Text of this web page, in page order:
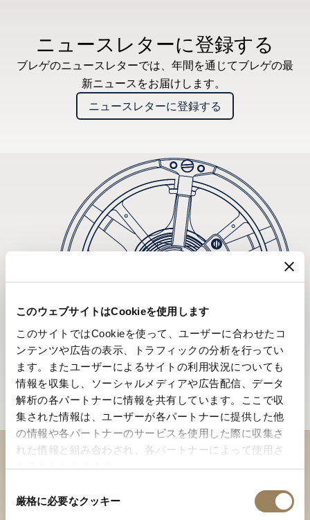
このウェブサイトはCookieを使用します
このサイトではCookieを使って、ユーザーに合わせたコ
ンテンツや広告の表示、トラフィックの分析を行ってい
ます。またユーザーによるサイトの利用状況についても
情報を収集し、ソーシャルメディアや広告配信、データ
解析の各パートナーに情報を共有しています。ここで収
集された情報は、ユーザーが各パートナーに提供した他
の情報や各パートナーのサービスを使用した際に収集さ
れた情報と組み合わされ、各パートナーによって使用さ
れることがあります。
厳格に必要なクッキー
ニュースレターに登録する
ブレゲのニュースレターでは、年間を通じてブレゲの最
新ニュースをお届けします。
ニュースレターに登録する
ブティックでコレクションを
ご覧ください